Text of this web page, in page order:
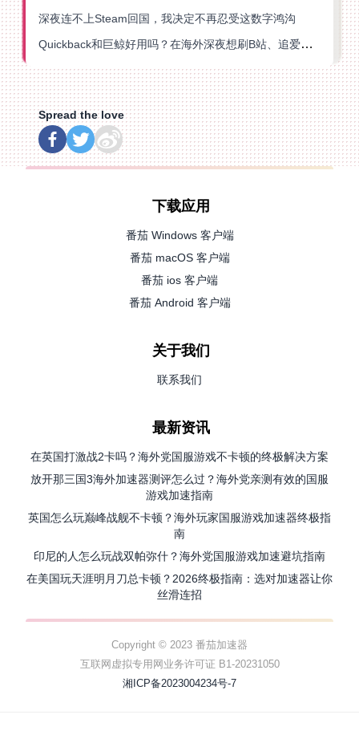
深夜连不上Steam回国，我决定不再忍受这数字鸿沟
Quickback和巨鲸好用吗？在海外深夜想刷B站、追爱奇艺的你，或许正需要这份答案
Spread the love
下载应用
番茄 Windows 客户端
番茄 macOS 客户端
番茄 ios 客户端
番茄 Android 客户端
关于我们
联系我们
最新资讯
在英国打激战2卡吗？海外党国服游戏不卡顿的终极解决方案
放开那三国3海外加速器测评怎么过？海外党亲测有效的国服
游戏加速指南
英国怎么玩巅峰战舰不卡顿？海外玩家国服游戏加速器终极指
南
印尼的人怎么玩战双帕弥什？海外党国服游戏加速避坑指南
在美国玩天涯明月刀总卡顿？2026终极指南：选对加速器让你
丝滑连招
Copyright © 2023 番茄加速器
互联网虚拟专用网业务许可证 B1-20231050
湘ICP备2023004234号-7